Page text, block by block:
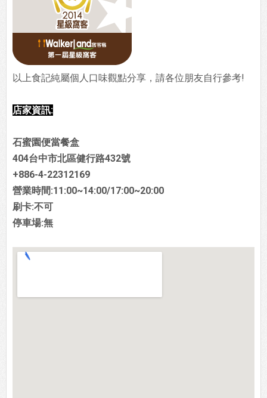
以上食記純屬個人口味觀點分享，請各位朋友自行參考!
店家資訊:
石蜜園便當餐盒
404台中市北區健行路432號
+886-4-22312169
營業時間:11:00~14:00/17:00~20:00
刷卡:不可
停車場:無